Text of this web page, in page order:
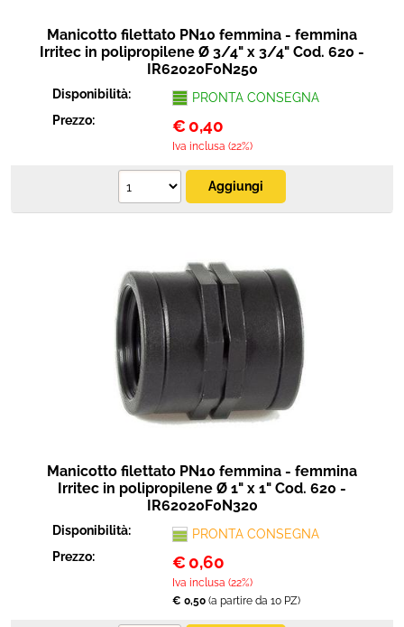
Manicotto filettato PN10 femmina - femmina
Irritec in polipropilene Ø 3/4" x 3/4" Cod. 620 -
IR62020F0N250
Disponibilità:
PRONTA CONSEGNA
Prezzo:
€ 0,40
Iva inclusa (22%)
Manicotto filettato PN10 femmina - femmina
Irritec in polipropilene Ø 1" x 1" Cod. 620 -
IR62020F0N320
Disponibilità:
PRONTA CONSEGNA
Prezzo:
€ 0,60
Iva inclusa (22%)
€ 0,50(a partire da 10 PZ)